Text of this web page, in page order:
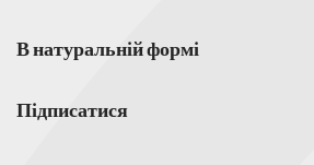
В натуральній формі
Підписатися